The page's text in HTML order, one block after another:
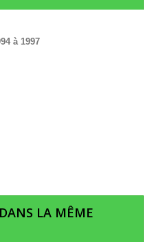
à 1997
LA MÊME